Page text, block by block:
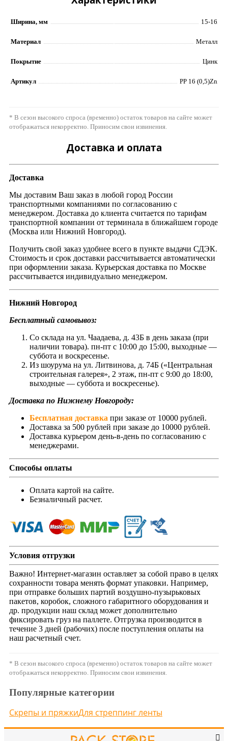
Ширина, мм 15-16
Материал Металл
Покрытие Цинк
Артикул PP 16 (0,5)Zn
* В сезон высокого спроса (временно) остаток товаров на сайте может
отображаться некорректно. Приносим свои извинения.
Доставка и оплата
Доставка
Мы доставим Ваш заказ в любой город России
транспортными компаниями по согласованию с
менеджером. Доставка до клиента считается по тарифам
транспортной компании от терминала в ближайшем городе
(Москва или Нижний Новгород).
Получить свой заказ удобнее всего в пункте выдачи СДЭК.
Стоимость и срок доставки рассчитывается автоматически
при оформлении заказа. Курьерская доставка по Москве
рассчитывается индивидуально менеджером.
Нижний Новгород
Бесплатный самовывоз:
Со склада на ул. Чаадаева, д. 43Б в день заказа (при
наличии товара). пн-пт с 10:00 до 15:00, выходные —
суббота и воскресенье.
Из шоурума на ул. Литвинова, д. 74Б («Центральная
строительная галерея», 2 этаж, пн-пт с 9:00 до 18:00,
выходные — суббота и воскресенье).
Доставка по Нижнему Новгороду:
Бесплатная доставка при заказе от 10000 рублей.
Доставка за 500 рублей при заказе до 10000 рублей.
Доставка курьером день-в-день по согласованию с
менеджерами.
Способы оплаты
Оплата картой на сайте.
Безналичный расчет.
Условия отгрузки
Важно! Интернет-магазин оставляет за собой право в целях
сохранности товара менять формат упаковки. Например,
при отправке больших партий воздушно-пузырьковых
пакетов, коробок, сложного габаритного оборудования и
др. продукции наш склад может дополнительно
фиксировать груз на паллете. Отгрузка производится в
течение 3 дней (рабочих) после поступления оплаты на
наш расчетный счет.
* В сезон высокого спроса (временно) остаток товаров на сайте может
отображаться некорректно. Приносим свои извинения.
Популярные категории
Скрепы и пряжкиДля стреппинг ленты